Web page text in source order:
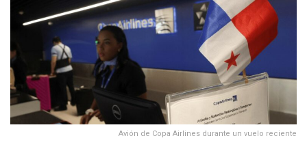
Avión de Copa Airlines durante un vuelo reciente